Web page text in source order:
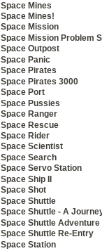
Space Mines
Space Mines!
Space Mission
Space Mission Problem
Space Outpost
Space Panic
Space Pirates
Space Pirates 3000
Space Port
Space Pussies
Space Ranger
Space Rescue
Space Rider
Space Scientist
Space Search
Space Servo Station
Space Ship II
Space Shot
Space Shuttle
Space Shuttle - A
Space Shuttle Adventure
Space Shuttle Re-Entry
Space Station